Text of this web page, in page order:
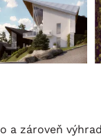
a zároveň